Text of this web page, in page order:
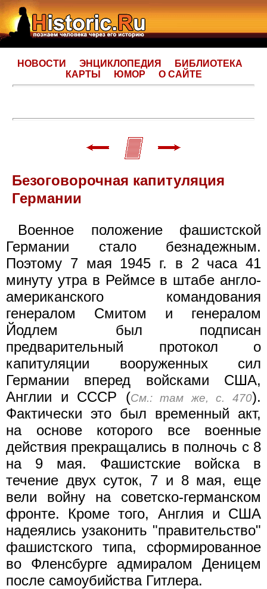
НОВОСТИ ЭНЦИКЛОПЕДИЯ
БИБЛИОТЕКА
КАРТЫ
ЮМОР О САЙТЕ
Безоговорочная капитуляция
Германии
Военное положение фашистской
Германии стало безнадежным.
Поэтому 7 мая 1945 г. в 2 часа 41
минуту утра в Реймсе в штабе англо-
американского командования
генералом Смитом и генералом
Йодлем был подписан
предварительный протокол о
капитуляции вооруженных сил
Германии вперед войсками США,
Англии и СССР (См.: там же, с. 470).
Фактически это был временный акт,
на основе которого все военные
действия прекращались в полночь с 8
на 9 мая. Фашистские войска в
течение двух суток, 7 и 8 мая, еще
вели войну на советско-германском
фронте. Кроме того, Англия и США
надеялись узаконить "правительство"
фашистского типа, сформированное
во Фленсбурге адмиралом Деницем
после самоубийства Гитлера.